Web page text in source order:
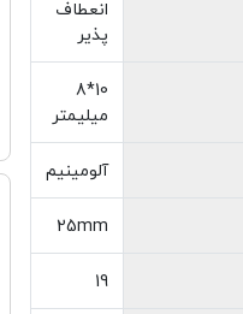
انعطاف
پذیر
10*8
میلیمتر
آلومینیم
25mm
19